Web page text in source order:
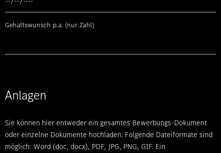
Gehaltswunsch p.a. (nur Zahl)
Anlagen
Sie können hier entweder ein gesamtes Bewerbungs-Dokument
oder einzelne Dokumente hochladen. Folgende Dateiformate sind
möglich: Word (doc, docx), PDF, JPG, PNG, GIF. Ein